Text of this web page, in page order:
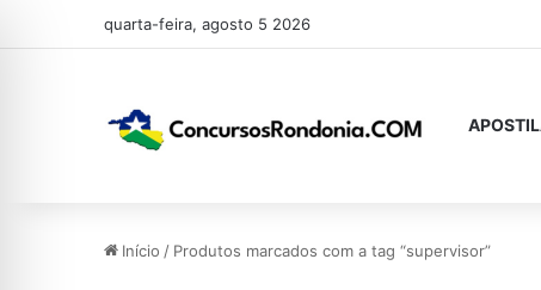
quarta-feira, agosto 5 2026
Início / Produtos marcados com a tag “supervisor”